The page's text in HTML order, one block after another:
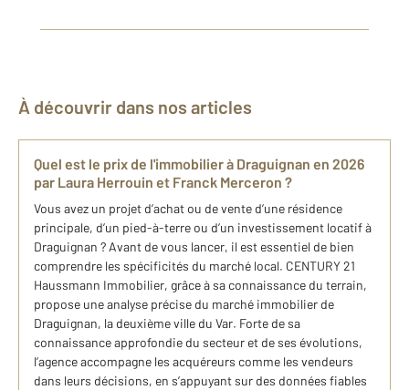
À découvrir dans nos articles
Quel est le prix de l'immobilier à Draguignan en 2026
par Laura Herrouin et Franck Merceron ?
Vous avez un projet d’achat ou de vente d’une résidence
principale, d’un pied-à-terre ou d’un investissement locatif à
Draguignan ? Avant de vous lancer, il est essentiel de bien
comprendre les spécificités du marché local. CENTURY 21
Haussmann Immobilier, grâce à sa connaissance du terrain,
propose une analyse précise du marché immobilier de
Draguignan, la deuxième ville du Var. Forte de sa
connaissance approfondie du secteur et de ses évolutions,
l’agence accompagne les acquéreurs comme les vendeurs
dans leurs décisions, en s’appuyant sur des données fiables